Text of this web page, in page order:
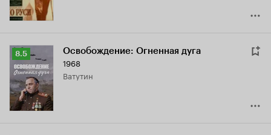
Рейтинг
Кинопоиска
8.5
8.5 Освобождение: Огненная дуга
1968
Ватутин